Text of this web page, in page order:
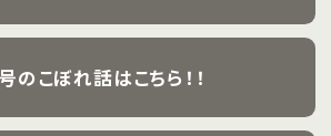
のこぼれ話はこちら！！